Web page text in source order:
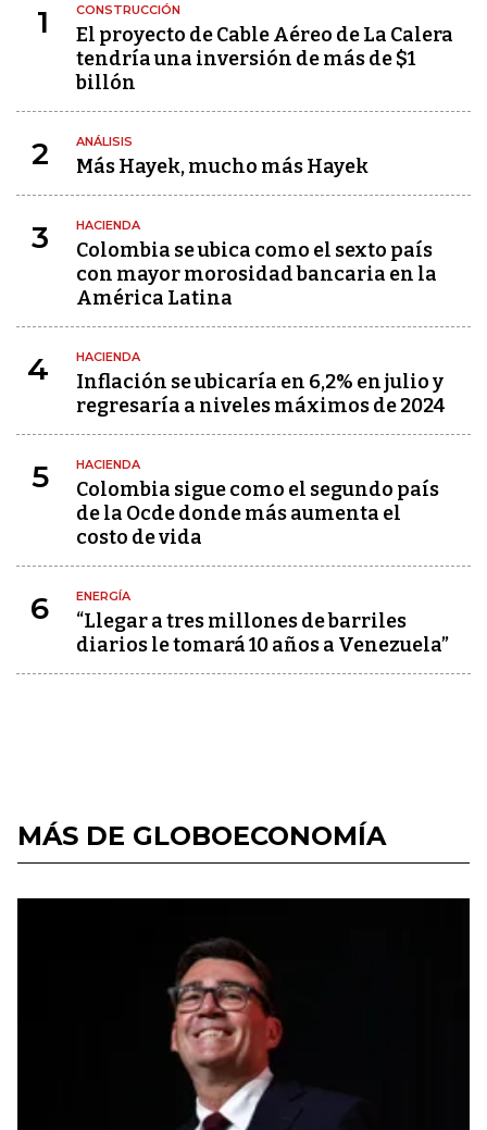
1 CONSTRUCCIÓN
El proyecto de Cable Aéreo de La Calera
tendría una inversión de más de $1
billón
2 ANÁLISIS
Más Hayek, mucho más Hayek
3 HACIENDA
Colombia se ubica como el sexto país
con mayor morosidad bancaria en la
América Latina
4 HACIENDA
Inflación se ubicaría en 6,2% en julio y
regresaría a niveles máximos de 2024
5 HACIENDA
Colombia sigue como el segundo país
de la Ocde donde más aumenta el
costo de vida
6 ENERGÍA
“Llegar a tres millones de barriles
diarios le tomará 10 años a Venezuela”
MÁS DE GLOBOECONOMÍA